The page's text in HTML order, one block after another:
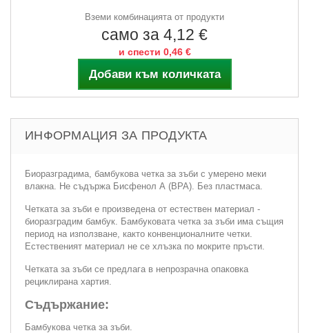
Вземи комбинацията от продукти
само за 4,12 €
и спести 0,46 €
Добави към количката
ИНФОРМАЦИЯ ЗА ПРОДУКТА
Биоразградима, бамбукова четка за зъби с умерено меки
влакна. Не съдържа Бисфенол А (BPA). Без пластмаса.
Четката за зъби е произведена от естествен материал -
биоразградим бамбук. Бамбуковата четка за зъби има същия
период на използване, както конвенционалните четки.
Естественият материал не се хлъзка по мокрите пръсти.
Четката за зъби се предлага в непрозрачна опаковка
рециклирана хартия.
Съдържание:
Бамбукова четка за зъби.